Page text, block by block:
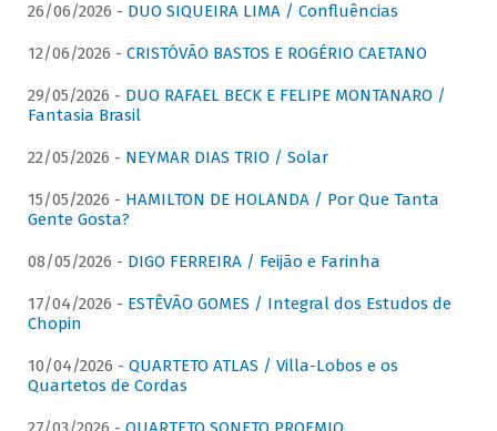
26/06/2026 - DUO SIQUEIRA LIMA / Confluências
12/06/2026 - CRISTÓVÃO BASTOS E ROGÉRIO CAETANO
29/05/2026 - DUO RAFAEL BECK E FELIPE MONTANARO /
Fantasia Brasil
22/05/2026 - NEYMAR DIAS TRIO / Solar
15/05/2026 - HAMILTON DE HOLANDA / Por Que Tanta
Gente Gosta?
08/05/2026 - DIGO FERREIRA / Feijão e Farinha
17/04/2026 - ESTÊVÃO GOMES / Integral dos Estudos de
Chopin
10/04/2026 - QUARTETO ATLAS / Villa-Lobos e os
Quartetos de Cordas